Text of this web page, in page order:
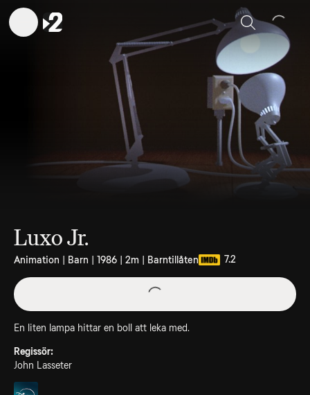
Sök
Luxo Jr.
Animation | Barn | 1986 | 2m | Barntillåten 7.2
En liten lampa hittar en boll att leka med.
Regissör:
John Lasseter